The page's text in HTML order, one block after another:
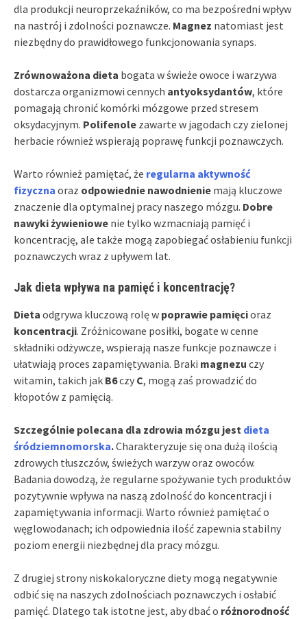
dla produkcji neuroprzekaźników, co ma bezpośredni wpływ
na nastrój i zdolności poznawcze. Magnez natomiast jest
niezbędny do prawidłowego funkcjonowania synaps.
Zrównoważona dieta bogata w świeże owoce i warzywa
dostarcza organizmowi cennych antyoksydantów, które
pomagają chronić komórki mózgowe przed stresem
oksydacyjnym. Polifenole zawarte w jagodach czy zielonej
herbacie również wspierają poprawę funkcji poznawczych.
Warto również pamiętać, że regularna aktywność
fizyczna oraz odpowiednie nawodnienie mają kluczowe
znaczenie dla optymalnej pracy naszego mózgu. Dobre
nawyki żywieniowe nie tylko wzmacniają pamięć i
koncentrację, ale także mogą zapobiegać osłabieniu funkcji
poznawczych wraz z upływem lat.
Jak dieta wpływa na pamięć i koncentrację?
Dieta odgrywa kluczową rolę w poprawie pamięcioraz
koncentracji. Zróżnicowane posiłki, bogate w cenne
składniki odżywcze, wspierają nasze funkcje poznawcze i
ułatwiają proces zapamiętywania. Braki magnezu czy
witamin, takich jak B6czy C, mogą zaś prowadzić do
kłopotów z pamięcią.
Szczególnie polecana dla zdrowia mózgu jest dieta
śródziemnomorska.Charakteryzuje się ona dużą ilością
zdrowych tłuszczów, świeżych warzyw oraz owoców.
Badania dowodzą, że regularne spożywanie tych produktów
pozytywnie wpływa na naszą zdolność do koncentracji i
zapamiętywania informacji. Warto również pamiętać o
węglowodanach; ich odpowiednia ilość zapewnia stabilny
poziom energii niezbędnej dla pracy mózgu.
Z drugiej strony niskokaloryczne diety mogą negatywnie
odbić się na naszych zdolnościach poznawczych i osłabić
pamięć. Dlatego tak istotne jest, aby dbać o różnorodność